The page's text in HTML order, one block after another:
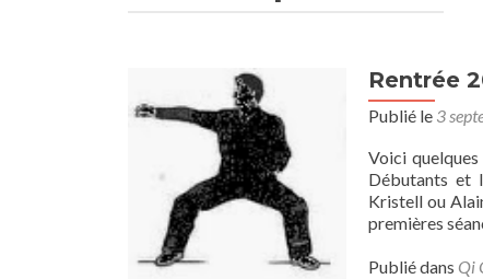
Rentrée
Publié le 3
Voici
Débutants et
Kristell ou
premières
Publié dans Qi